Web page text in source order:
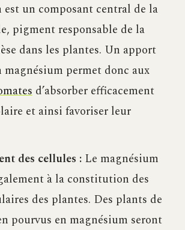
est un composant central de la
pigment responsable de la
dans les plantes. Un apport
magnésium permet donc aux
d’absorber efficacement
et ainsi favoriser leur
des cellules :Le magnésium
à la constitution des
des plantes. Des plants de
pourvus en magnésium seront